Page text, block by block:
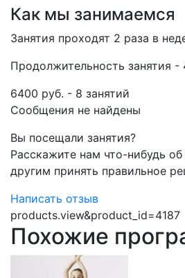
Как мы занимаемся
Занятия проходят 2 раза в
Продолжительность занятия -
6400 руб. - 8 занятий
Сообщения не найдены
Вы посещали занятия?
Расскажите нам что-нибудь
другим принять правильное
Написать отзыв
products.view&product_id=4187
Похожие